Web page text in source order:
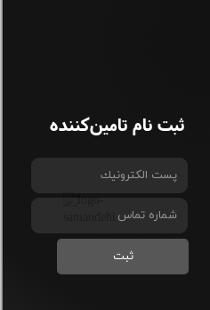
ثبت
ثبت نام تامین‌کننده